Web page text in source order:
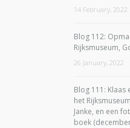
14 February, 2022
Blog 112:
Rijksmuseum,
26 January, 2022
Blog 111: Klaas
het
Janke, en een
boek